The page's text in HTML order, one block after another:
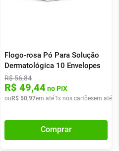
x deR$ 44,45
Flogo-rosa Pó Para Solução
Dermatológica 10 Envelopes
De 9,4g
R$56,84
R$ 49,44 no PIX
ouR$ 50,97em até 1x nos cartõesem até
Comprar